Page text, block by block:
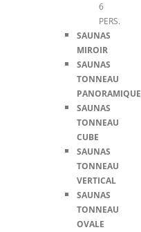
6
PERS.
SAUNAS
MIROIR
SAUNAS
TONNEAU
PANORAMIQUE
SAUNAS
TONNEAU
CUBE
SAUNAS
TONNEAU
VERTICAL
SAUNAS
TONNEAU
OVALE